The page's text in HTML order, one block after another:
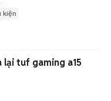
kiện
lại tuf gaming a15